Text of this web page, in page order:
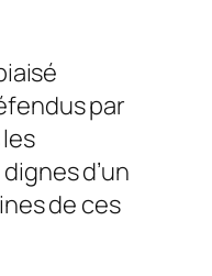
par
d’un
de ces